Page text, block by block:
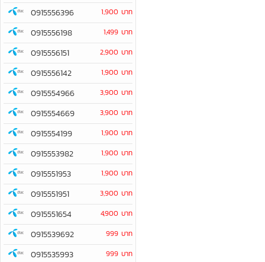
0915556396 1,900 บาท
0915556198 1,499 บาท
0915556151 2,900 บาท
0915556142 1,900 บาท
0915554966 3,900 บาท
0915554669 3,900 บาท
0915554199 1,900 บาท
0915553982 1,900 บาท
0915551953 1,900 บาท
0915551951 3,900 บาท
0915551654 4,900 บาท
0915539692 999 บาท
0915535993 999 บาท